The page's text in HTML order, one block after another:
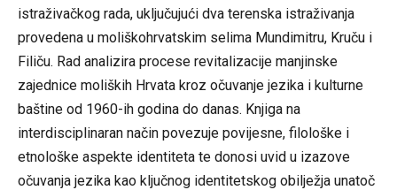
istraživačkog rada, uključujući dva terenska istraživanja
provedena u moliškohrvatskim selima Mundimitru, Kruču i
Filiču. Rad analizira procese revitalizacije manjinske
zajednice moliških Hrvata kroz očuvanje jezika i kulturne
baštine od 1960-ih godina do danas. Knjiga na
interdisciplinaran način povezuje povijesne, filološke i
etnološke aspekte identiteta te donosi uvid u izazove
očuvanja jezika kao ključnog identitetskog obilježja unatoč